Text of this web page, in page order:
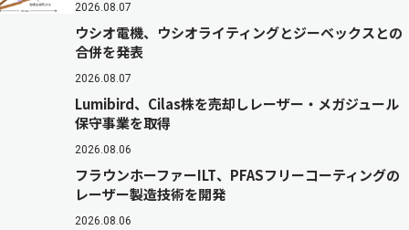
2026.08.07
ウシオ電機、ウシオライティングとジーベックスとの
合併を発表
2026.08.07
Lumibird、Cilas株を売却しレーザー・メガジュール
保守事業を取得
2026.08.06
フラウンホーファーILT、PFASフリーコーティングの
レーザー製造技術を開発
2026.08.06